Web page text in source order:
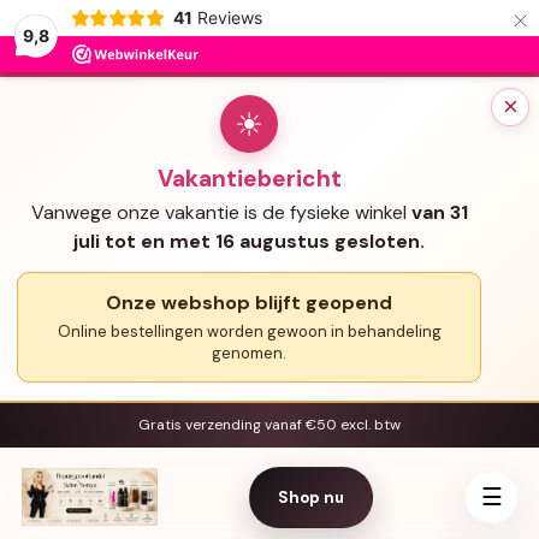
9,8
41 Reviews ×
×
☀
Vakantiebericht
Vanwege onze vakantie is de fysieke winkel van 31
juli tot en met 16 augustus gesloten.
Onze webshop blijft geopend
Online bestellingen worden gewoon in behandeling
genomen.
Gratis verzending vanaf €50 excl. btw
Shop nu ☰